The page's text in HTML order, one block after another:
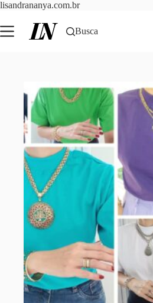
lisandrananya.com.brPular
o
conteúdo
Busca